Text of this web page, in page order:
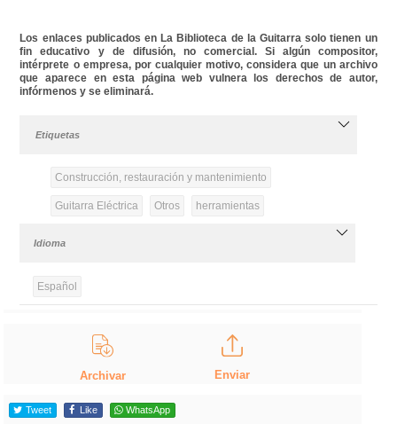
Los enlaces publicados en La Biblioteca de la Guitarra solo tienen un
fin educativo y de difusión, no comercial. Si algún compositor,
intérprete o empresa, por cualquier motivo, considera que un archivo
que aparece en esta página web vulnera los derechos de autor,
infórmenos y se eliminará.
Etiquetas
Construcción, restauración y mantenimiento
Guitarra Eléctrica Otros herramientas
Idioma
Español
Archivar Enviar
Tweet Like WhatsApp